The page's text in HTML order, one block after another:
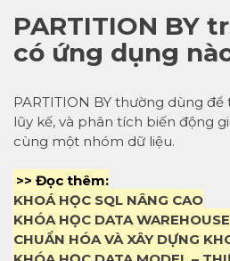
PARTITION BY
có ứng dụng
PARTITION BY thường dùng
lũy kế, và phân tích biến động
cùng một nhóm dữ liệu.
>> Đọc thêm:
KHOÁ HỌC SQL NÂNG CAO
KHÓA HỌC DATA
CHUẨN HÓA VÀ XÂY DỰNG